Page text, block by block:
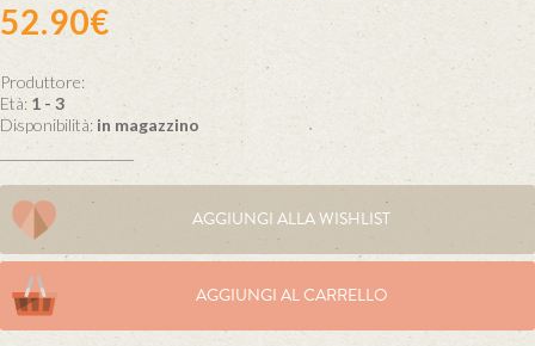
52.90€
Produttore:
Età: 1 - 3
Disponibilità: in magazzino
AGGIUNGI ALLA WISHLIST
AGGIUNGI AL CARRELLO